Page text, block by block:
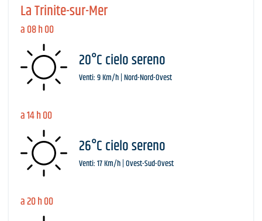
La Trinite-sur-Mer
a 08 h 00
20°C cielo sereno
Venti: 9 Km/h | Nord-Nord-Ovest
a 14 h 00
26°C cielo sereno
Venti: 17 Km/h | Ovest-Sud-Ovest
a 20 h 00